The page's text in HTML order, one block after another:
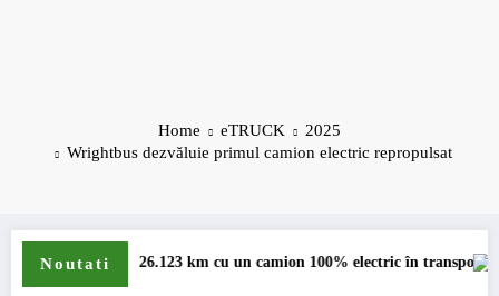
Home eTRUCK
2025
Wrightbus dezvăluie primul camion electric repropulsat
Noutati
km cu un camion 100% electric în transport internaționalProiectul Revoy